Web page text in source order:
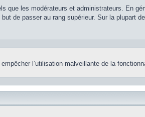
que les modérateurs et administrateurs. En
de passer au rang supérieur. Sur la plupart
l’utilisation malveillante de la